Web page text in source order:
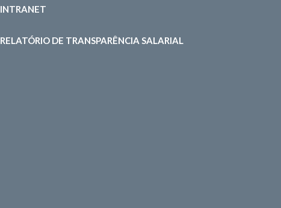
INTRANET
RELATÓRIO DE TRANSPARÊNCIA SALARIAL